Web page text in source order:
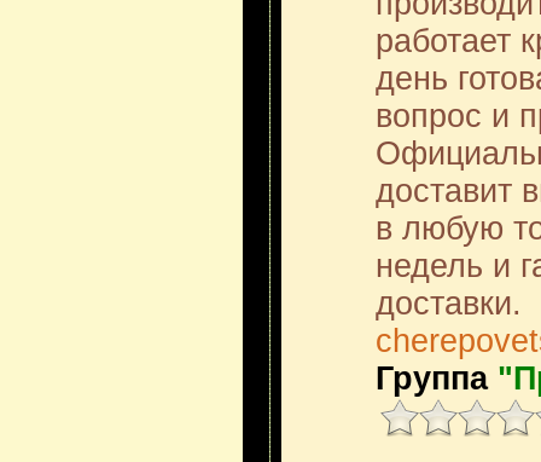
работает
день
вопрос и
доставит
в любую
недель и
доставки.
Группа